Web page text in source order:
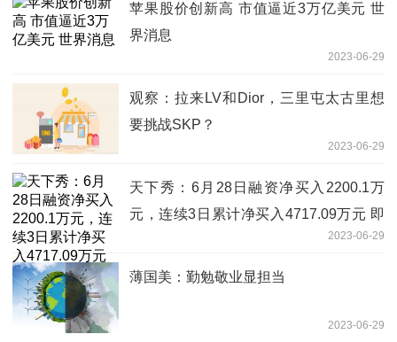
苹果股价创新高 市值逼近3万亿美元 世
界消息
2023-06-29
观察：拉来LV和Dior，三里屯太古里想
要挑战SKP？
2023-06-29
天下秀：6月28日融资净买入2200.1万
元，连续3日累计净买入4717.09万元 即
2023-06-29
薄国美：勤勉敬业显担当
2023-06-29